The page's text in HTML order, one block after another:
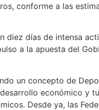
conforme a las
diez días de intensa
a la apuesta del
un concepto de
económico y
Desde ya, las